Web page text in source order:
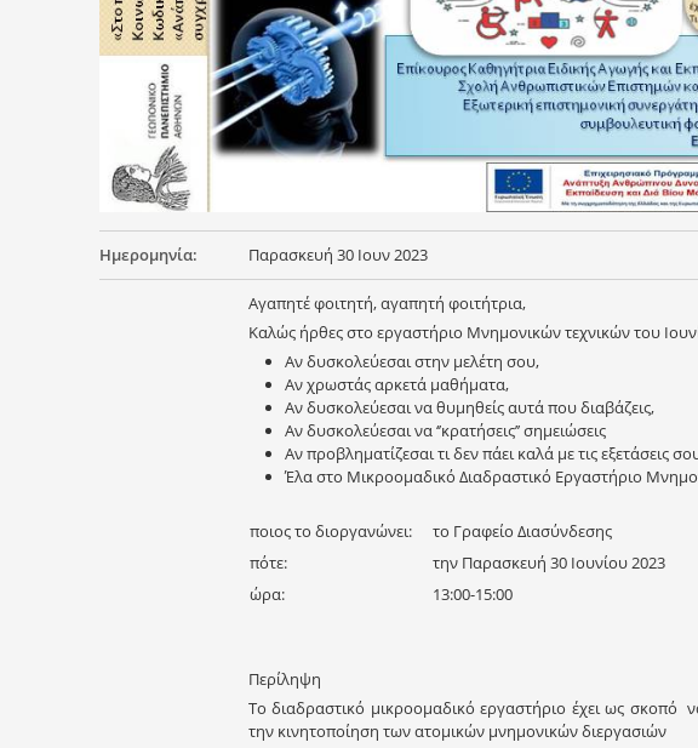
Ημερομηνία: Παρασκευή 30 Ιουν 2023
Αγαπητέ φοιτητή, αγαπητή φοιτήτρια,
Καλώς ήρθες στο εργαστήριο Μνημονικών τεχνικών του
Αν δυσκολεύεσαι στην μελέτη σου,
Αν χρωστάς αρκετά μαθήματα,
Αν δυσκολεύεσαι να θυμηθείς αυτά που διαβάζεις,
Αν δυσκολεύεσαι να ‘’κρατήσεις’’ σημειώσεις
Αν προβληματίζεσαι τι δεν πάει καλά με τις εξετάσεις
Έλα στο Μικροομαδικό Διαδραστικό Εργαστήριο
ποιος το διοργανώνει:
το Γραφείο Διασύνδεσης
πότε:
την Παρασκευή 30 Ιουνίου 2023
ώρα:
13:00-15:00
Περίληψη
Το διαδραστικό μικροομαδικό εργαστήριο έχει ως σκοπό
την κινητοποίηση των ατομικών μνημονικών διεργασιών